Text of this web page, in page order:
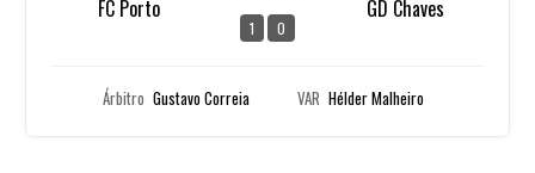
FC Porto
1 0
GD Chaves
Árbitro Gustavo Correia VAR Hélder Malheiro